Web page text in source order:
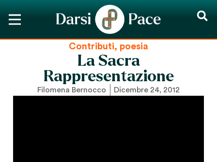
Contributi, poesia
La Sacra
Rappresentazione
Filomena Bernocco Dicembre 24, 2012